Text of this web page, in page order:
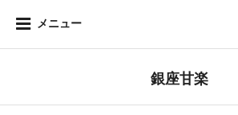
メニュー
銀座甘楽